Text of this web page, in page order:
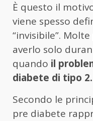
È questo il
viene spesso
“invisibile”.
averlo solo
quando il
diabete di tipo 2.
Secondo le
pre diabete